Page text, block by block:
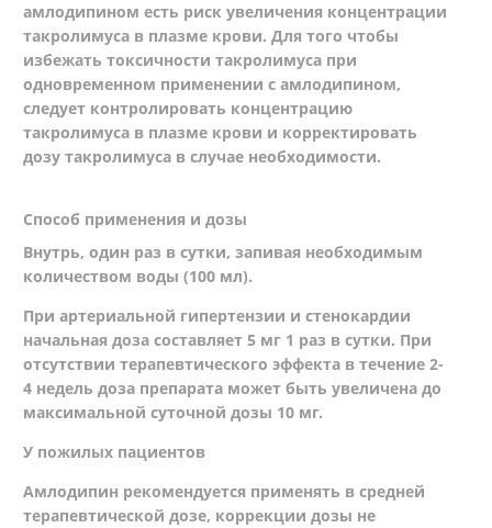
амлодипином есть риск увеличения концентрации
такролимуса в плазме крови. Для того чтобы
избежать токсичности такролимуса при
одновременном применении с амлодипином,
следует контролировать концентрацию
такролимуса в плазме крови и корректировать
дозу такролимуса в случае необходимости.
Способ применения и дозы
Внутрь, один раз в сутки, запивая необходимым
количеством воды (100 мл).
При артериальной гипертензии и стенокардии
начальная доза составляет 5 мг 1 раз в сутки. При
отсутствии терапевтического эффекта в течение 2-
4 недель доза препарата может быть увеличена до
максимальной суточной дозы 10 мг.
У пожилых пациентов
Амлодипин рекомендуется применять в средней
терапевтической дозе, коррекции дозы не